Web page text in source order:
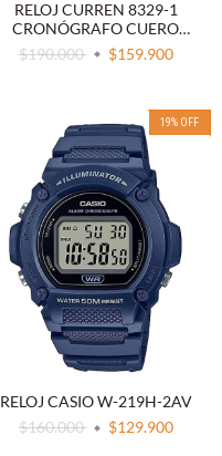
RELOJ CURREN 8329-1
CRONÓGRAFO CUERO
NEGRO
$190.000 $159.900
19% OFF
RELOJ CASIO W-219H-2AV
$160.000
$129.900